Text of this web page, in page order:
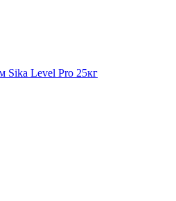
Sika Level Pro 25кг